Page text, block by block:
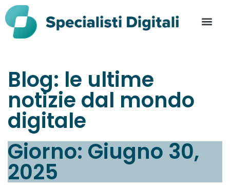
Blog: le ultime
notizie dal mondo
digitale
Giorno: Giugno 30,
2025